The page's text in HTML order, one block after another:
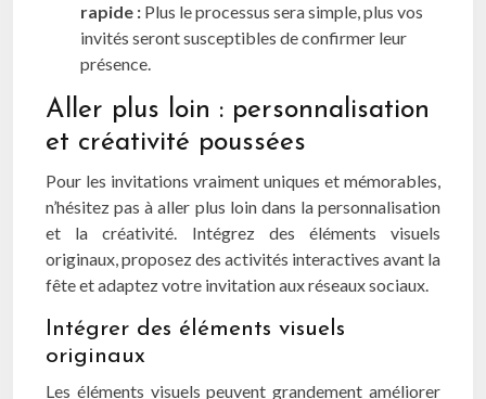
rapide : Plus le processus sera simple, plus vos
invités seront susceptibles de confirmer leur
présence.
Aller plus loin : personnalisation
et créativité poussées
Pour les invitations vraiment uniques et mémorables,
n’hésitez pas à aller plus loin dans la personnalisation
et la créativité. Intégrez des éléments visuels
originaux, proposez des activités interactives avant la
fête et adaptez votre invitation aux réseaux sociaux.
Intégrer des éléments visuels
originaux
Les éléments visuels peuvent grandement améliorer